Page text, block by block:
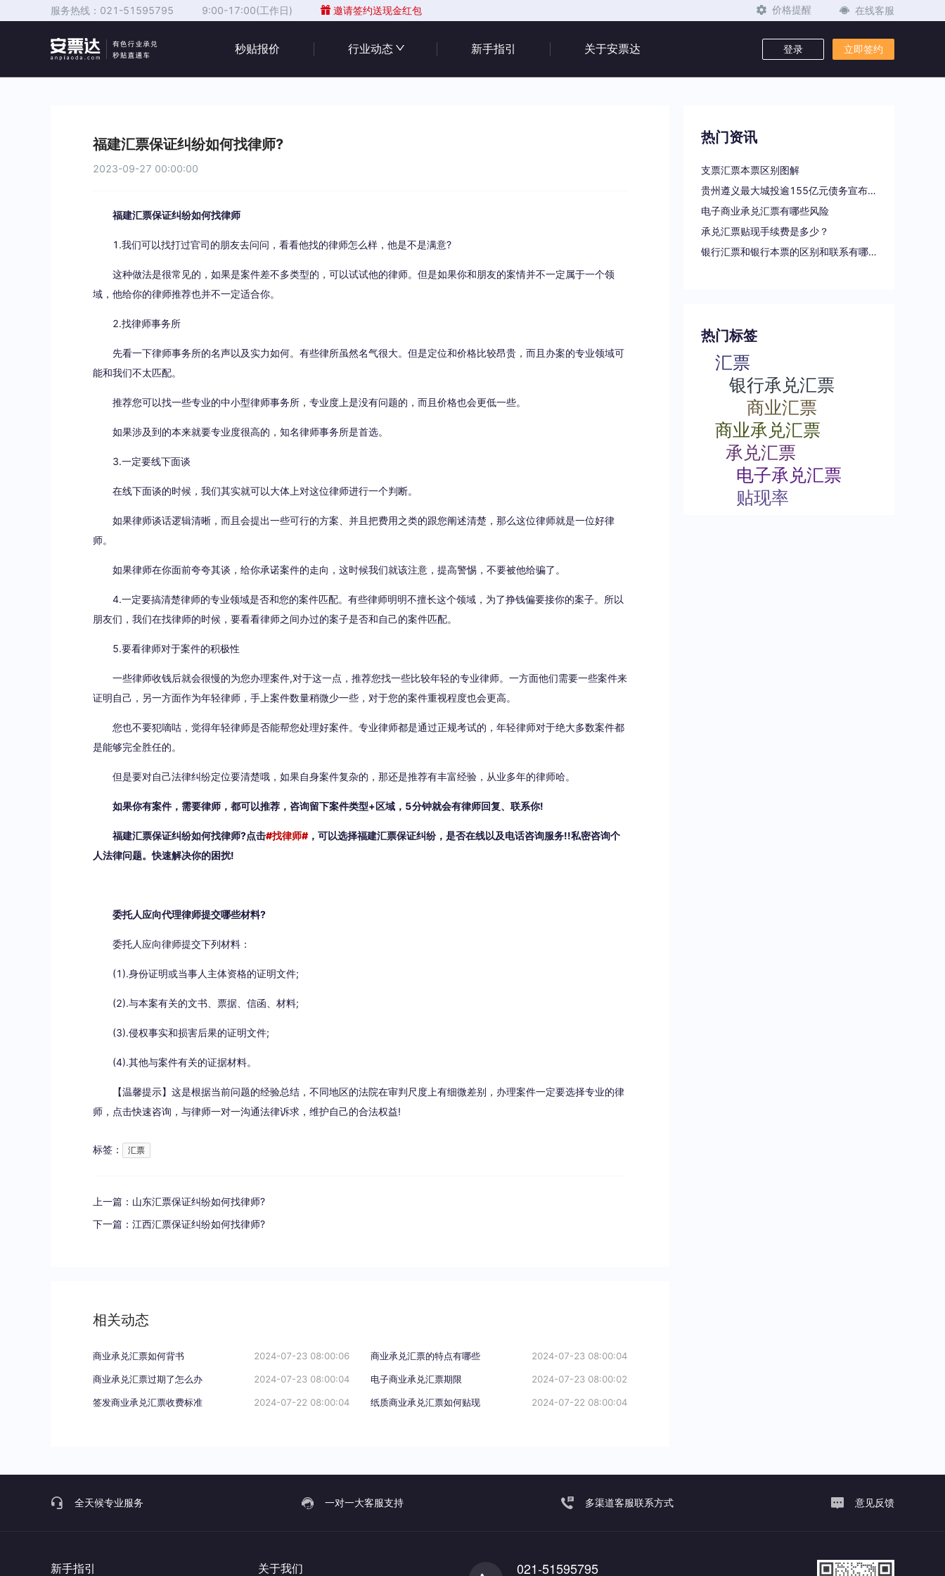
服务热线： 021-51595795 9:00-17:00(工作日) 邀请签约送现金红包 价格提醒 在线客服
秒贴报价 行业动态 新手指引 关于安票达 登录 立即签约
福建汇票保证纠纷如何找律师?
2023-09-27 00:00:00
福建汇票保证纠纷如何找律师
1.我们可以找打过官司的朋友去问问，看看他找的律师怎么样，他是不是满意?
这种做法是很常见的，如果是案件差不多类型的，可以试试他的律师。但是如果你和朋友的案情并不一定属于一个领
域，他给你的律师推荐也并不一定适合你。
2.找律师事务所
先看一下律师事务所的名声以及实力如何。有些律所虽然名气很大。但是定位和价格比较昂贵，而且办案的专业领域可
能和我们不太匹配。
推荐您可以找一些专业的中小型律师事务所，专业度上是没有问题的，而且价格也会更低一些。
如果涉及到的本来就要专业度很高的，知名律师事务所是首选。
3.一定要线下面谈
在线下面谈的时候，我们其实就可以大体上对这位律师进行一个判断。
如果律师谈话逻辑清晰，而且会提出一些可行的方案、并且把费用之类的跟您阐述清楚，那么这位律师就是一位好律
师。
如果律师在你面前夸夸其谈，给你承诺案件的走向，这时候我们就该注意，提高警惕，不要被他给骗了。
4.一定要搞清楚律师的专业领域是否和您的案件匹配。有些律师明明不擅长这个领域，为了挣钱偏要接你的案子。所以
朋友们，我们在找律师的时候，要看看律师之间办过的案子是否和自己的案件匹配。
5.要看律师对于案件的积极性
一些律师收钱后就会很慢的为您办理案件,对于这一点，推荐您找一些比较年轻的专业律师。一方面他们需要一些案件来
证明自己，另一方面作为年轻律师，手上案件数量稍微少一些，对于您的案件重视程度也会更高。
您也不要犯嘀咕，觉得年轻律师是否能帮您处理好案件。专业律师都是通过正规考试的，年轻律师对于绝大多数案件都
是能够完全胜任的。
但是要对自己法律纠纷定位要清楚哦，如果自身案件复杂的，那还是推荐有丰富经验，从业多年的律师哈。
如果你有案件，需要律师，都可以推荐，咨询留下案件类型+区域，5分钟就会有律师回复、联系你!
福建汇票保证纠纷如何找律师?点击#找律师#，可以选择福建汇票保证纠纷，是否在线以及电话咨询服务!!私密咨询个
人法律问题。快速解决你的困扰!
委托人应向代理律师提交哪些材料?
委托人应向律师提交下列材料：
(1).身份证明或当事人主体资格的证明文件;
(2).与本案有关的文书、票据、信函、材料;
(3).侵权事实和损害后果的证明文件;
(4).其他与案件有关的证据材料。
【温馨提示】这是根据当前问题的经验总结，不同地区的法院在审判尺度上有细微差别，办理案件一定要选择专业的律
师，点击快速咨询，与律师一对一沟通法律诉求，维护自己的合法权益!
标签： 汇票
上一篇： 山东汇票保证纠纷如何找律师?
下一篇： 江西汇票保证纠纷如何找律师?
热门资讯
支票汇票本票区别图解
贵州遵义最大城投逾155亿元债务宣布重组
电子商业承兑汇票有哪些风险
承兑汇票贴现手续费是多少？
银行汇票和银行本票的区别和联系有哪些（一文读懂支票、本票和汇票的区别）
热门标签
汇票
银行承兑汇票
商业汇票
商业承兑汇票
承兑汇票
电子承兑汇票
贴现率
相关动态
商业承兑汇票如何背书 2024-07-23 08:00:06 商业承兑汇票的特点有哪些 2024-07-23 08:00:04
商业承兑汇票过期了怎么办 2024-07-23 08:00:04 电子商业承兑汇票期限 2024-07-23 08:00:02
签发商业承兑汇票收费标准 2024-07-22 08:00:04 纸质商业承兑汇票如何贴现 2024-07-22 08:00:04
全天候专业服务 一对一大客服支持 多渠道客服联系方式 意见反馈
新手指引 关于我们 021-51595795